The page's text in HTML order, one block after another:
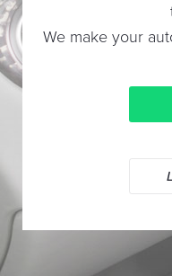
We make your